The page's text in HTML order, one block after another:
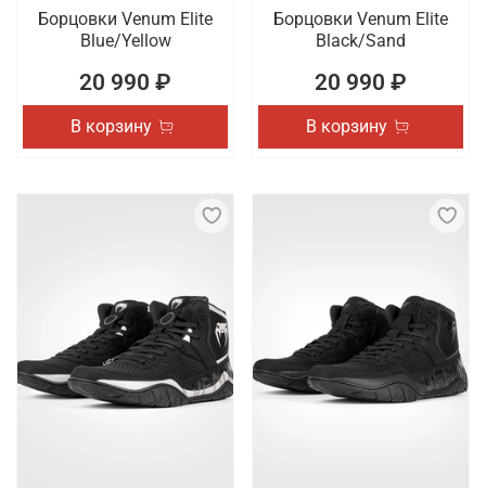
Борцовки Venum Elite
Blue/Yellow
20 990 ₽
В корзину
Борцовки Venum Elite
Black/Sand
20 990 ₽
В корзину